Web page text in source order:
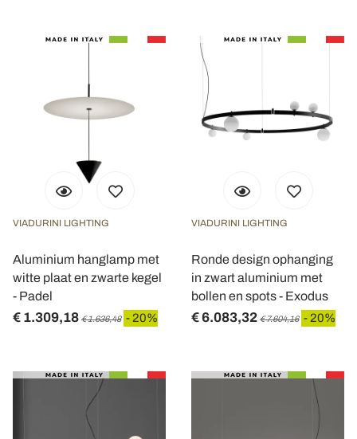
VIADURINI LIGHTING
Aluminium hanglamp met
witte plaat en zwarte kegel
- Padel
€ 1.309,18 € 1.636,48 - 20%
VIADURINI LIGHTING
Ronde design ophanging
in zwart aluminium met
bollen en spots - Exodus
€ 6.083,32 € 7.604,16 - 20%